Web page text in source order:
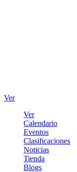
Ver
Ver
Calendario
Eventos
Clasificaciones
Noticias
Tienda
Blogs